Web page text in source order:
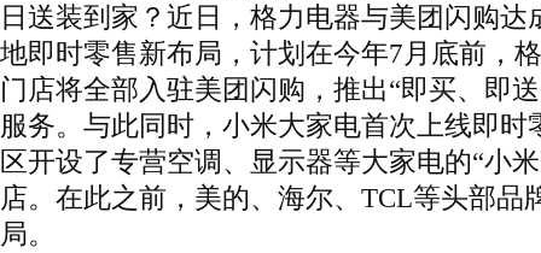
日送装到家？近日，格力电器与美团闪购达
地即时零售新布局，计划在今年7月底前，
门店将全部入驻美团闪购，推出“即买、即
服务。与此同时，小米大家电首次上线即时
区开设了专营空调、显示器等大家电的“小
店。在此之前，美的、海尔、TCL等头部品
局。